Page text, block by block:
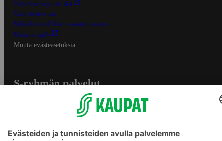
Palvelun käyttöehdot
Saavutettavuus
Mobiilisovelluksen saavutettavuus
Mainostajalle
Muuta evästeasetuksia
S-ryhmän palvelut
Yhteishyvä Ruoka -sovellus